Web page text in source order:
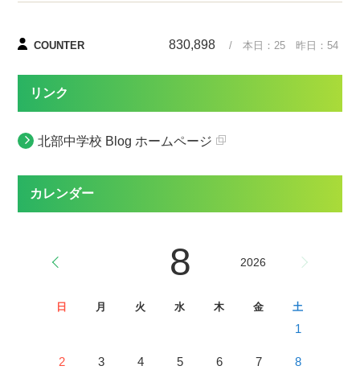
COUNTER 830,898 / 本日： 25昨日： 54
リンク
北部中学校 Blog ホームページ
カレンダー
8 2026
日 月 火 水 木 金 土
1
2 3 4 5 6 7 8